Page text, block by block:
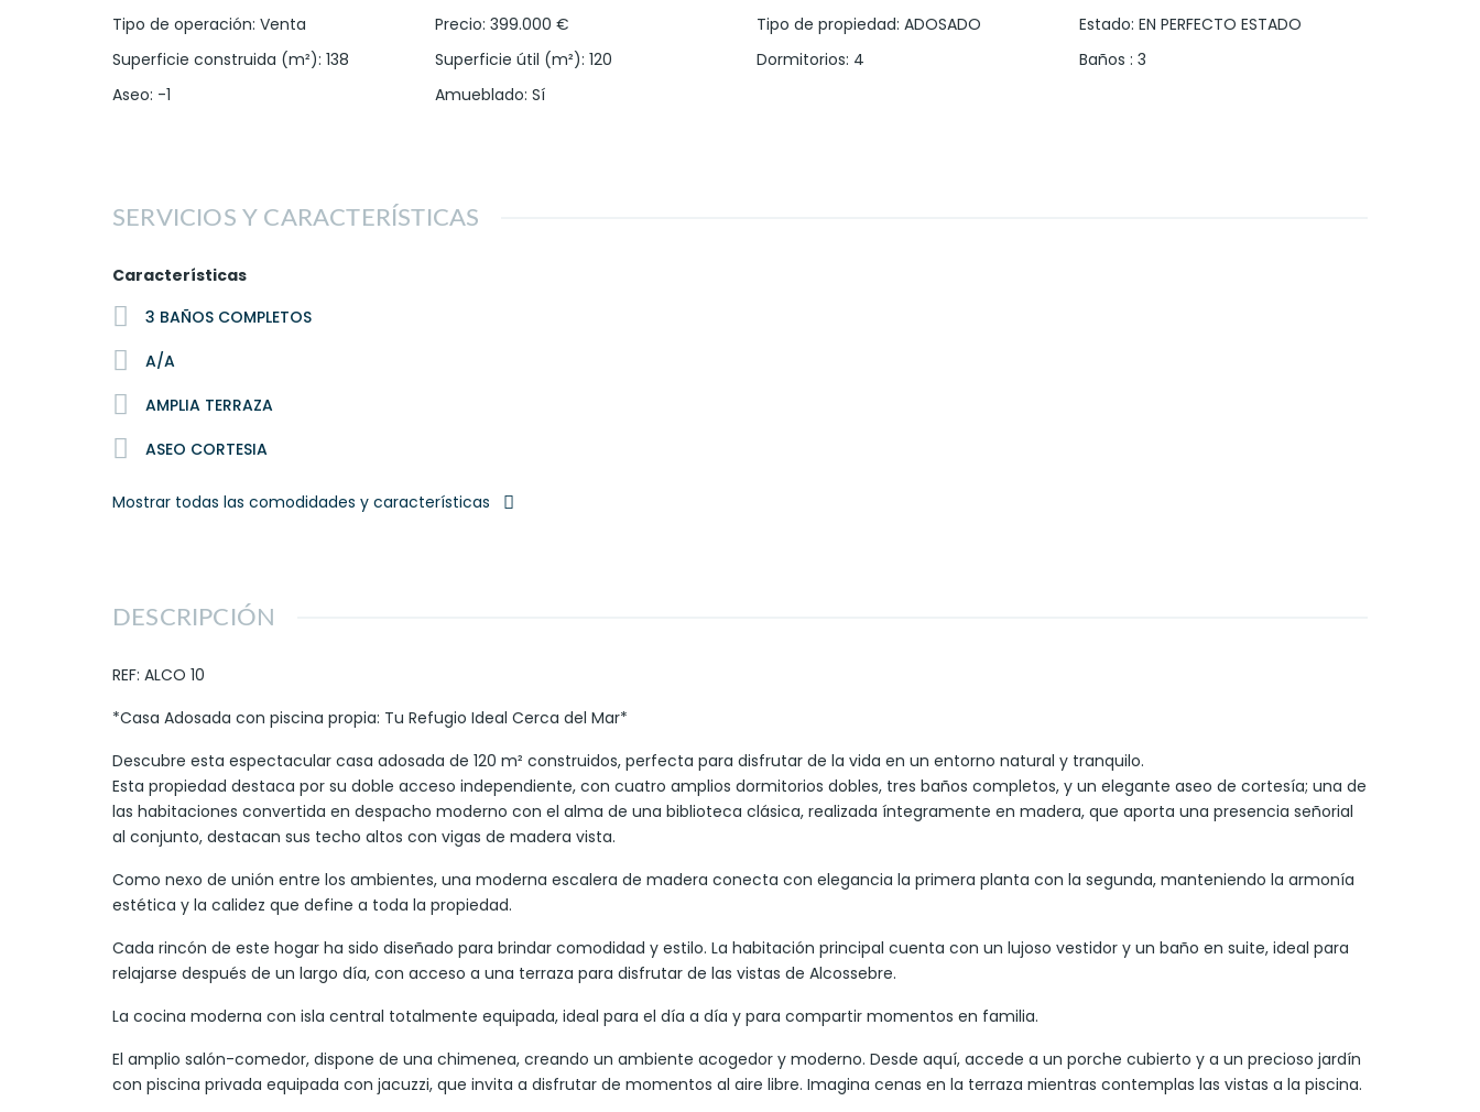
Tipo de operación: Venta Precio: 399.000 € Tipo de propiedad: ADOSADO Estado: EN PERFECTO ESTADO
Superficie construida (m²): 138 Superficie útil (m²): 120 Dormitorios: 4 Baños : 3
Aseo: -1 Amueblado: Sí
SERVICIOS Y CARACTERÍSTICAS
Características
3 BAÑOS COMPLETOS
A/A
AMPLIA TERRAZA
ASEO CORTESIA
Mostrar todas las comodidades y características
DESCRIPCIÓN
REF: ALCO 10
*Casa Adosada con piscina propia: Tu Refugio Ideal Cerca del Mar*
Descubre esta espectacular casa adosada de 120 m² construidos, perfecta para disfrutar de la vida en un entorno natural y tranquilo.
Esta propiedad destaca por su doble acceso independiente, con cuatro amplios dormitorios dobles, tres baños completos, y un elegante aseo de cortesía; una de
las habitaciones convertida en despacho moderno con el alma de una biblioteca clásica, realizada íntegramente en madera, que aporta una presencia señorial
al conjunto, destacan sus techo altos con vigas de madera vista.
Como nexo de unión entre los ambientes, una moderna escalera de madera conecta con elegancia la primera planta con la segunda, manteniendo la armonía
estética y la calidez que define a toda la propiedad.
Cada rincón de este hogar ha sido diseñado para brindar comodidad y estilo. La habitación principal cuenta con un lujoso vestidor y un baño en suite, ideal para
relajarse después de un largo día, con acceso a una terraza para disfrutar de las vistas de Alcossebre.
La cocina moderna con isla central totalmente equipada, ideal para el día a día y para compartir momentos en familia.
El amplio salón-comedor, dispone de una chimenea, creando un ambiente acogedor y moderno. Desde aquí, accede a un porche cubierto y a un precioso jardín
con piscina privada equipada con jacuzzi, que invita a disfrutar de momentos al aire libre. Imagina cenas en la terraza mientras contemplas las vistas a la piscina.